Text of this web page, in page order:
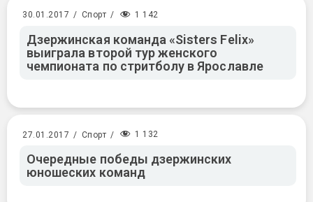
30.01.2017 / Спорт / 1 142
Дзержинская команда «Sisters Felix»
выиграла второй тур женского
чемпионата по стритболу в Ярославле
27.01.2017 / Спорт / 1 132
Очередные победы дзержинских
юношеских команд